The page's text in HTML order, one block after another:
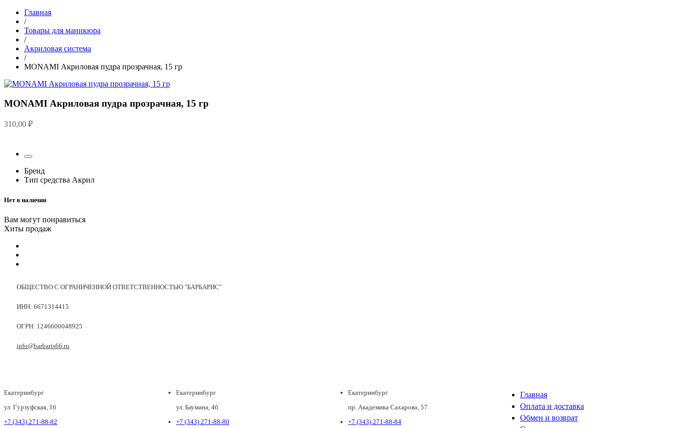
Главная
/
Товары для маникюра
/
Акриловая система
/
MONAMI Акриловая пудра прозрачная, 15 гр
MONAMI Акриловая пудра прозрачная, 15 гр
310,00 ₽
Бренд
Тип средства Акрил
Нет в наличии
Вам могут понравиться
Хиты продаж
ОБЩЕСТВО С ОГРАНИЧЕННОЙ ОТВЕТСТВЕННОСТЬЮ "БАРБАРИС"
ИНН: 6671314415
ОГРН: 1246600048925
info@barbaris66.ru
Екатеринбург
ул. Гурзуфская, 16
+7 (343) 271-88-82
Екатеринбург
ул. Баумана, 4б
+7 (343) 271-88-80
Екатеринбург
пр. Академика Сахарова, 57
+7 (343) 271-88-84
Главная
Оплата и доставка
Обмен и возврат